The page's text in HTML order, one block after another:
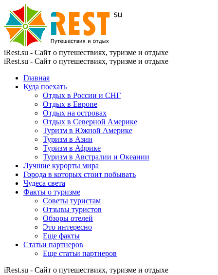
iRest.su - Сайт о путешествиях, туризме и отдыхе
iRest.su - Сайт о путешествиях, туризме и отдыхе
Главная
Куда поехать
Отдых в России и СНГ
Отдых в Европе
Отдых на островах
Отдых в Северной Америке
Туризм в Южной Америке
Туризм в Азии
Туризм в Африке
Туризм в Австралии и Океании
Лучшие курорты мира
Города в которых стоит побывать
Чудеса света
Факты о туризме
Советы туристам
Отзывы туристов
Обзоры отелей
Это интересно
Еще факты
Статьи партнеров
Еще статьи партнеров
iRest.su - Сайт о путешествиях, туризме и отдыхе